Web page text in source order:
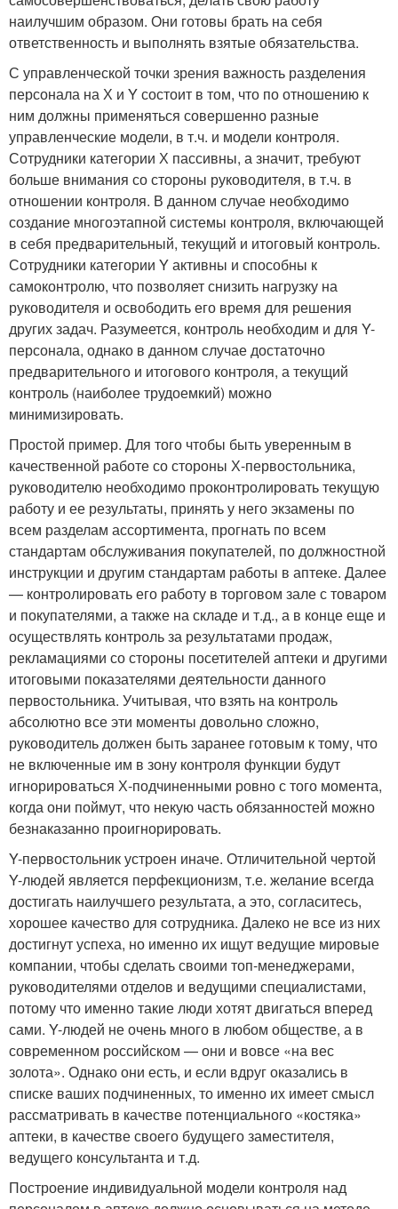
наилучшим образом. Они готовы брать на себя
ответственность и выполнять взятые обязательства.
С управленческой точки зрения важность разделения
персонала на Х и Y состоит в том, что по отношению к
ним должны применяться совершенно разные
управленческие модели, в т.ч. и модели контроля.
Сотрудники категории Х пассивны, а значит, требуют
больше внимания со стороны руководителя, в т.ч. в
отношении контроля. В данном случае необходимо
создание многоэтапной системы контроля, включающей
в себя предварительный, текущий и итоговый контроль.
Сотрудники категории Y активны и способны к
самоконтролю, что позволяет снизить нагрузку на
руководителя и освободить его время для решения
других задач. Разумеется, контроль необходим и для Y-
персонала, однако в данном случае достаточно
предварительного и итогового контроля, а текущий
контроль (наиболее трудоемкий) можно
минимизировать.
Простой пример. Для того чтобы быть уверенным в
качественной работе со стороны Х-первостольника,
руководителю необходимо проконтролировать текущую
работу и ее результаты, принять у него экзамены по
всем разделам ассортимента, прогнать по всем
стандартам обслуживания покупателей, по должностной
инструкции и другим стандартам работы в аптеке. Далее
— контролировать его работу в торговом зале с товаром
и покупателями, а также на складе и т.д., а в конце еще и
осуществлять контроль за результатами продаж,
рекламациями со стороны посетителей аптеки и другими
итоговыми показателями деятельности данного
первостольника. Учитывая, что взять на контроль
абсолютно все эти моменты довольно сложно,
руководитель должен быть заранее готовым к тому, что
не включенные им в зону контроля функции будут
игнорироваться Х-подчиненными ровно с того момента,
когда они поймут, что некую часть обязанностей можно
безнаказанно проигнорировать.
Y-первостольник устроен иначе. Отличительной чертой
Y-людей является перфекционизм, т.е. желание всегда
достигать наилучшего результата, а это, согласитесь,
хорошее качество для сотрудника. Далеко не все из них
достигнут успеха, но именно их ищут ведущие мировые
компании, чтобы сделать своими топ-менеджерами,
руководителями отделов и ведущими специалистами,
потому что именно такие люди хотят двигаться вперед
сами. Y-людей не очень много в любом обществе, а в
современном российском — они и вовсе «на вес
золота». Однако они есть, и если вдруг оказались в
списке ваших подчиненных, то именно их имеет смысл
рассматривать в качестве потенциального «костяка»
аптеки, в качестве своего будущего заместителя,
ведущего консультанта и т.д.
Построение индивидуальной модели контроля над